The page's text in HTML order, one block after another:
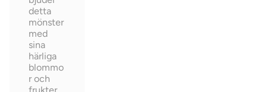
detta
mönster
med
sina
härliga
blommo
r och